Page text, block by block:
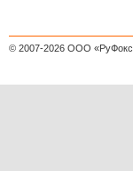
© 2007-2026 ООО